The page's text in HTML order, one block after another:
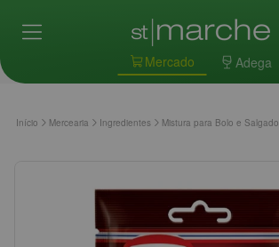
Mercado Adega
Início Mercearia Ingredientes Mistura para Bolo e Salgado